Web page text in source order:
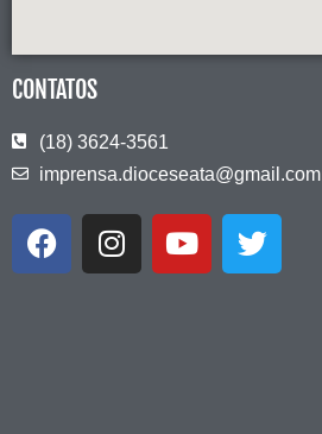
CONTATOS
(18) 3624-3561
imprensa.dioceseata@gmail.com